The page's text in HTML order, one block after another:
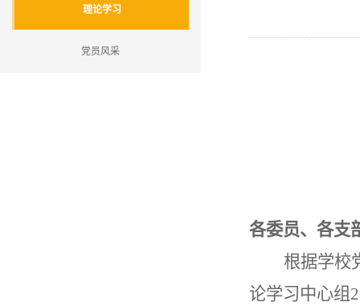
理论学习
党员风采
各委员、各支
根据学校
论学习中心组